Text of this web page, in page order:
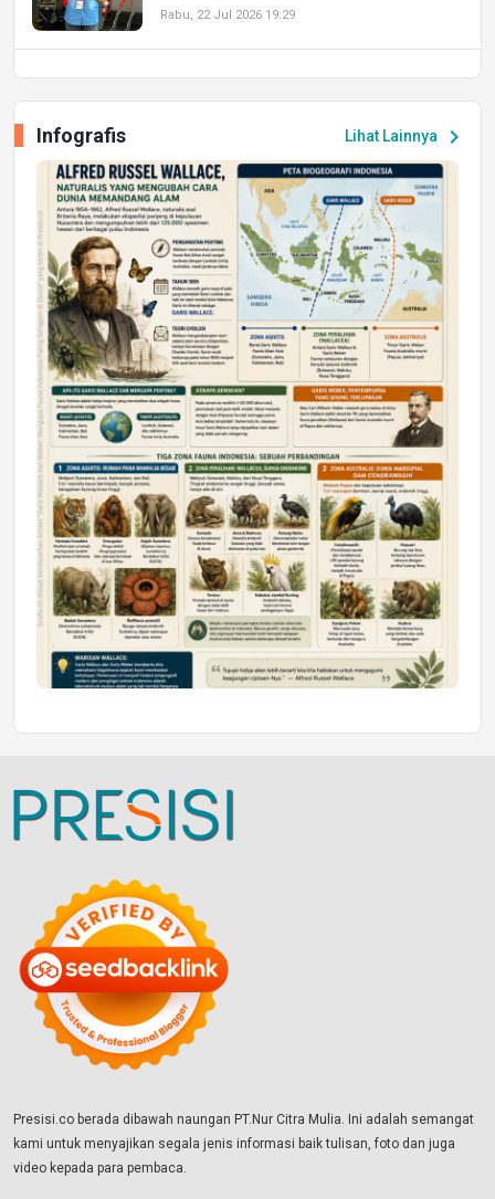
Rabu, 22 Jul 2026 19:29
Peluang Kerja dan Magang
Jumat, 17 Jul 2026 22:30
DAERAH
Astra Motor Kalimantan Timur 2 Dukung
Mahasiswa Samarinda dalam Astra
Honda SDGs Future Leaders 2026
Jumat, 10 Jul 2026 19:01
Lihat Lainnya chevron_right
Infografis
Presisi.co berada dibawah naungan PT.Nur Citra Mulia. Ini adalah semangat
kami untuk menyajikan segala jenis informasi baik tulisan, foto dan juga
video kepada para pembaca.